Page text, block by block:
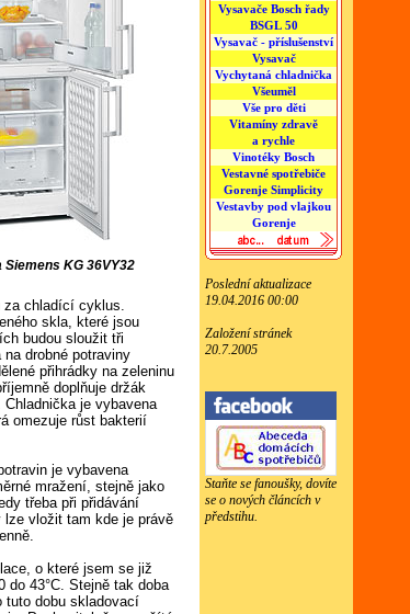
Siemens KG 36VY32
za chladící cyklus.
skla, které jsou
budou sloužit tři
drobné potraviny
přihrádky na zeleninu
doplňuje držák
je vybavena
omezuje růst bakterií
je vybavena
mražení, stejně jako
třeba při přidávání
vložit tam kde je právě
o které jsem se již
do 43°C. Stejně tak doba
tuto dobu skladovací
Vysavače Bosch řady
BSGL 50
Vysavač - příslušenství
Vysavač
Vychytaná chladnička
Všeuměl
Vše pro děti
Vitamíny zdravě
a rychle
Vinotéky Bosch
Vestavné spotřebiče
Gorenje Simplicity
Vestavby pod vlajkou
Gorenje
Poslední aktualizace
19.04.2016 00:00
Založení stránek
20.7.2005
Staňte se fanoušky, dovíte
se o nových článcích v
předstihu.